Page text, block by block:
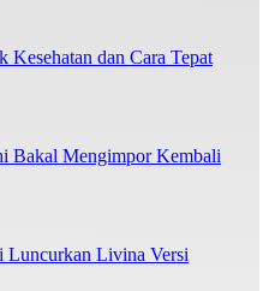
Kesehatan dan Cara Tepat
Bakal Mengimpor Kembali
Luncurkan Livina Versi